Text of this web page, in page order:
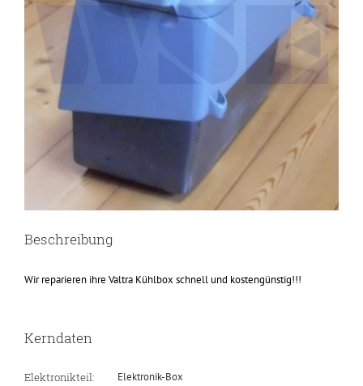
Beschreibung
Wir reparieren ihre Valtra Kühlbox schnell und kostengünstig!!!
Kerndaten
Elektronikteil: Elektronik-Box